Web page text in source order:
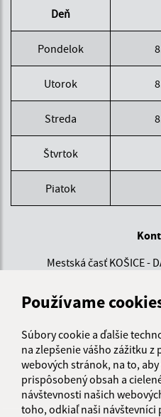
Používame
Súbory cookie a ďalšie
na zlepšenie vášho zážitku z
webových stránok, na to,
prispôsobený obsah a
návštevnosti našich
toho, odkiaľ naši návštevníci
Deň
Pondelok
Utorok
Streda
Štvrtok
Piatok
Mestská časť KOŠICE -
040 22
+421 55
IČO: